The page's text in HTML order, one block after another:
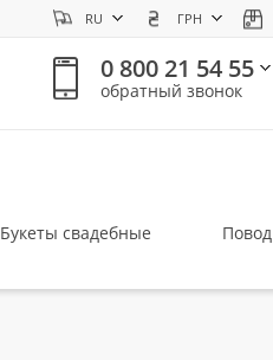
RU ГРН
0 800 21 54 55
обратный звонок
Букеты свадебные Повод